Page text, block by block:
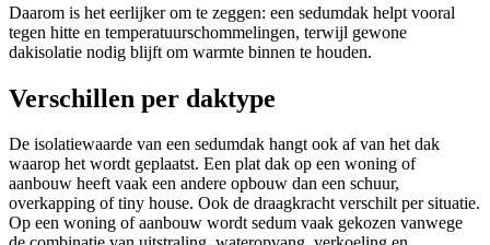
Daarom is het eerlijker om te zeggen: een sedumdak helpt vooral
tegen hitte en temperatuurschommelingen, terwijl gewone
dakisolatie nodig blijft om warmte binnen te houden.
Verschillen per daktype
De isolatiewaarde van een sedumdak hangt ook af van het dak
waarop het wordt geplaatst. Een plat dak op een woning of
aanbouw heeft vaak een andere opbouw dan een schuur,
overkapping of tiny house. Ook de draagkracht verschilt per situatie.
Op een woning of aanbouw wordt sedum vaak gekozen vanwege